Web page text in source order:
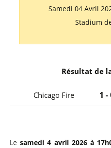
Samedi 04 Avril
Stadium
Résultat de
Chicago Fire 1 -
Lesamedi 4 avril 2026 à